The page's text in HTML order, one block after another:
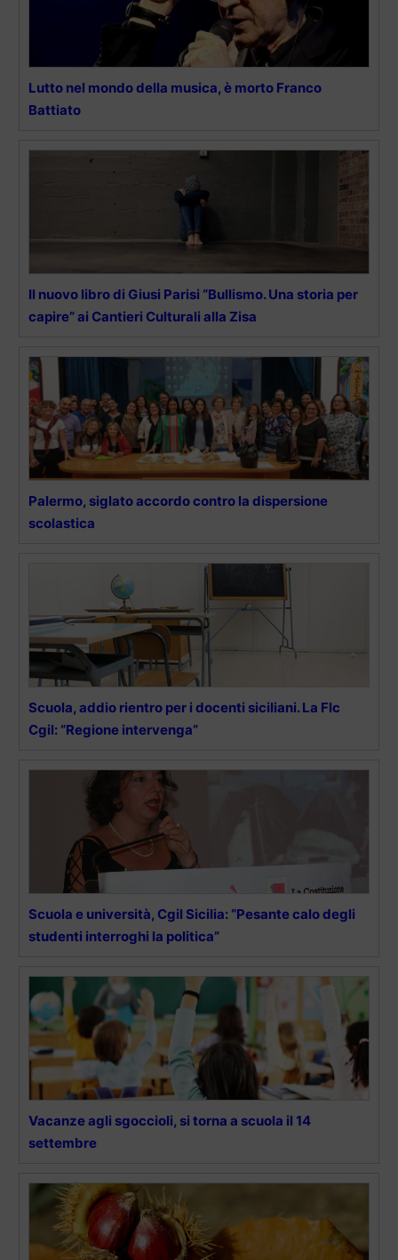
Lutto nel mondo della musica, è morto Franco
Battiato
Il nuovo libro di Giusi Parisi “Bullismo. Una storia per
capire” ai Cantieri Culturali alla Zisa
Palermo, siglato accordo contro la dispersione
scolastica
Scuola, addio rientro per i docenti siciliani. La Flc
Cgil: “Regione intervenga”
Scuola e università, Cgil Sicilia: “Pesante calo degli
studenti interroghi la politica”
Vacanze agli sgoccioli, si torna a scuola il 14
settembre